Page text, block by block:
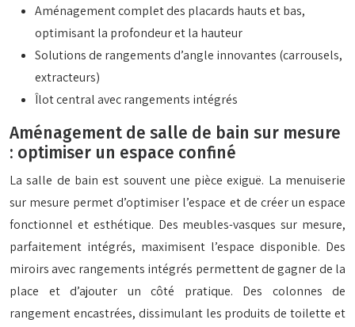
Aménagement complet des placards hauts et bas,
optimisant la profondeur et la hauteur
Solutions de rangements d’angle innovantes (carrousels,
extracteurs)
Îlot central avec rangements intégrés
Aménagement de salle de bain sur mesure
: optimiser un espace confiné
La salle de bain est souvent une pièce exiguë. La menuiserie
sur mesure permet d’optimiser l’espace et de créer un espace
fonctionnel et esthétique. Des meubles-vasques sur mesure,
parfaitement intégrés, maximisent l’espace disponible. Des
miroirs avec rangements intégrés permettent de gagner de la
place et d’ajouter un côté pratique. Des colonnes de
rangement encastrées, dissimulant les produits de toilette et